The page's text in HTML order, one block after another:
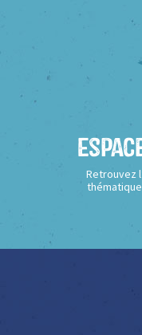
Retrouvez